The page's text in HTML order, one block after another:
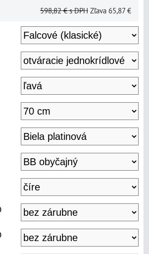
598,82 € s DPH Zľava 65,87 €